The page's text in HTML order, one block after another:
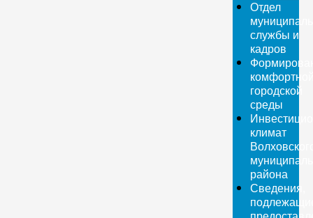
Отдел
службы и
кадров
городской
среды
климат
района
Сведения,